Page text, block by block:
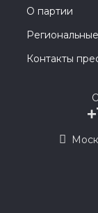
О партии
Контакты